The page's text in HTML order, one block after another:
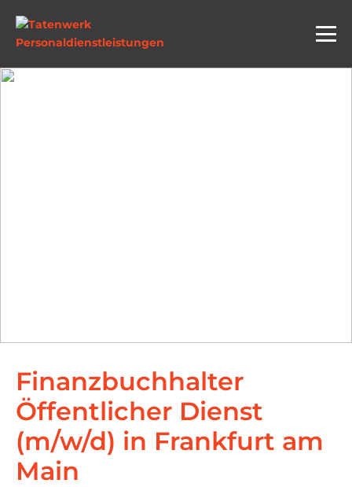
Finanzbuchhalter
Öffentlicher Dienst
(m/w/d) in Frankfurt am
Main